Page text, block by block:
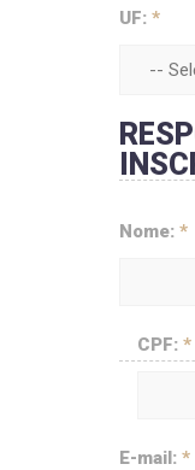
UF: *
Nome: *
CPF: *
E-mail: *